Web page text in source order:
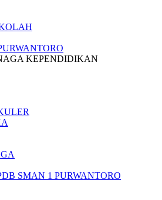
KEPENDIDIKAN
SMAN 1 PURWANTORO